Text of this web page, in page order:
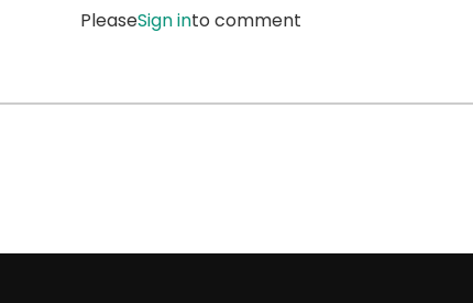
PleaseSign into comment